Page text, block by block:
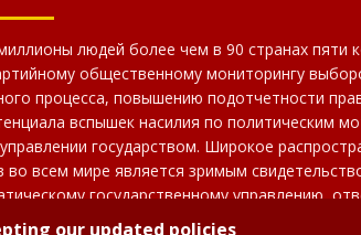
людей более чем в 90 странах пяти
общественному мониторингу
процесса, повышению подотчетности
вспышек насилия по политическим
государством. Широкое
всем мире является зримым
государственному управлению,
our updated policies